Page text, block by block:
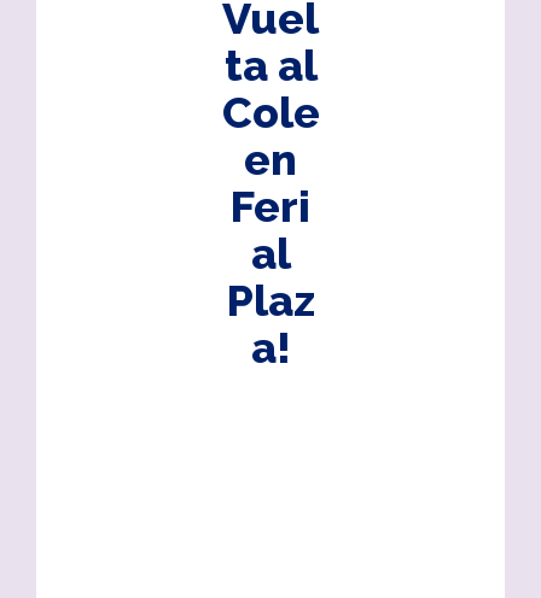
Vuel
ta al
Cole
en
Feri
al
Plaz
a!